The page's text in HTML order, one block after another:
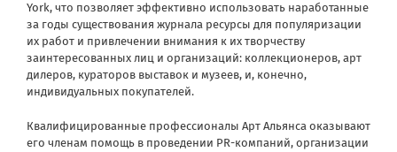
York, что позволяет эффективно использовать наработанные
за годы существования журнала ресурсы для популяризации
их работ и привлечении внимания к их творчеству
заинтересованных лиц и организаций: коллекционеров, арт
дилеров, кураторов выставок и музеев, и, конечно,
индивидуальных покупателей.
Квалифицированные профессионалы Арт Альянса оказывают
его членам помощь в проведении PR-компаний, организации